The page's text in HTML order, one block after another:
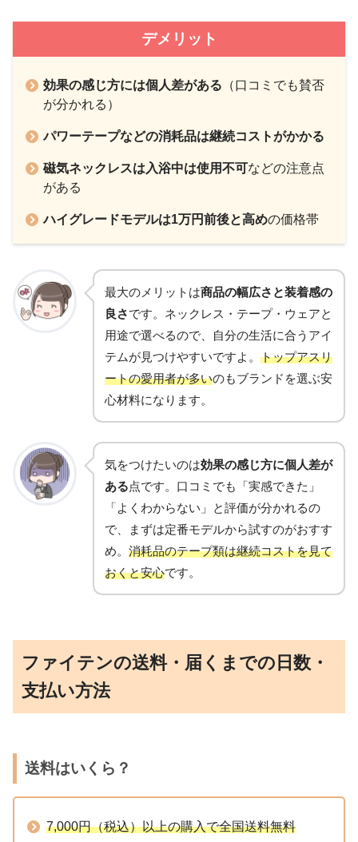
デメリット
効果の感じ方には個人差がある （口コミでも賛否
が分かれる）
パワーテープなどの消耗品は継続コストがかかる
磁気ネックレスは入浴中は使用不可などの注意点
がある
ハイグレードモデルは1万円前後と高めの価格帯
最大のメリットは商品の幅広さと装着感の
良さです。ネックレス・テープ・ウェアと
用途で選べるので、自分の生活に合うアイ
テムが見つけやすいですよ。 トップアスリ
ートの愛用者が多いのもブランドを選ぶ安
心材料になります。
気をつけたいのは効果の感じ方に個人差が
ある点です。口コミでも「実感できた」
「よくわからない」と評価が分かれるの
で、まずは定番モデルから試すのがおすす
め。 消耗品のテープ類は継続コストを見て
おくと安心です。
ファイテンの送料・届くまでの日数・
支払い方法
送料はいくら？
7,000円（税込）以上の購入で全国送料無料